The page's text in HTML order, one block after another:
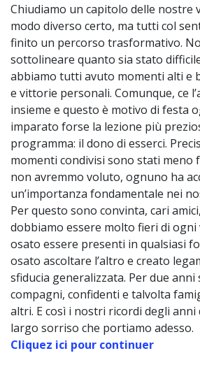
Chiudiamo un capitolo delle nostre
modo diverso certo, ma tutti col
finito un percorso trasformativo.
sottolineare quanto sia stato
abbiamo tutti avuto momenti alti e
e vittorie personali. Comunque, ce
insieme e questo è motivo di festa
imparato forse la lezione più
programma: il dono di esserci.
momenti condivisi sono stati meno
non avremmo voluto, ognuno ha
un’importanza fondamentale nei
Per questo sono convinta, cari
dobbiamo essere molto fieri di ogni
osato essere presenti in qualsiasi
osato ascoltare l’altro e creato
sfiducia generalizzata. Per due anni
compagni, confidenti e talvolta
altri. E così i nostri ricordi degli anni
largo sorriso che portiamo adesso.
Cliquez ici pour continuer